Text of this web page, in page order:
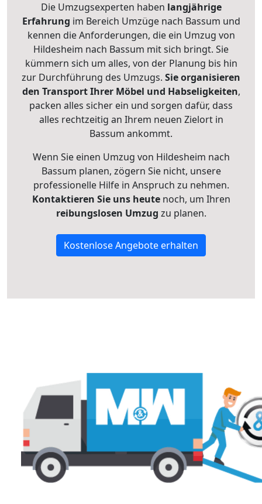
Die Umzugsexperten haben langjährige
Erfahrung im Bereich Umzüge nach Bassum und
kennen die Anforderungen, die ein Umzug von
Hildesheim nach Bassum mit sich bringt. Sie
kümmern sich um alles, von der Planung bis hin
zur Durchführung des Umzugs. Sie organisieren
den Transport Ihrer Möbel und Habseligkeiten,
packen alles sicher ein und sorgen dafür, dass
alles rechtzeitig an Ihrem neuen Zielort in
Bassum ankommt.
Wenn Sie einen Umzug von Hildesheim nach
Bassum planen, zögern Sie nicht, unsere
professionelle Hilfe in Anspruch zu nehmen.
Kontaktieren Sie uns heutenoch, um Ihren
reibungslosen Umzug zu planen.
Kostenlose Angebote erhalten